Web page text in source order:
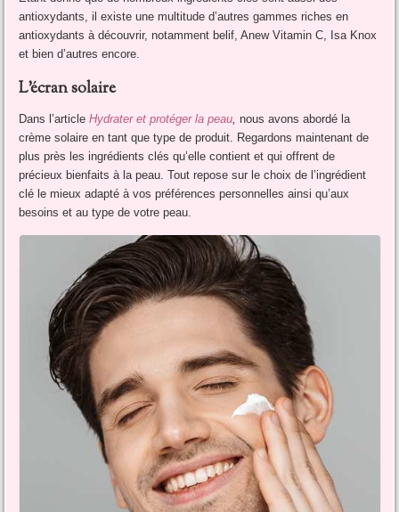
antioxydants, il existe une multitude d’autres gammes riches en
antioxydants à découvrir, notamment belif, Anew Vitamin C, Isa Knox
et bien d’autres encore.
L’écran solaire
Dans l’articleHydrater et protéger la peau nous avons abordé la
crème solaire en tant que type de produit. Regardons maintenant de
plus près les ingrédients clés qu’elle contient et qui offrent de
précieux bienfaits à la peau. Tout repose sur le choix de l’ingrédient
clé le mieux adapté à vos préférences personnelles ainsi qu’aux
besoins et au type de votre peau.